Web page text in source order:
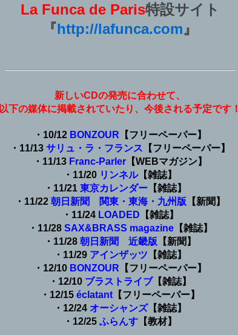
La Funca de Paris特設サイト
『http://lafunca.com』
新しいCDの発売に合わせて、
以下の媒体に掲載されていたり、今後される予定です！
・10/12 BONZOUR 【フリーペーパー】
・11/13 サリュ・ラ・フランス 【フリーペーパー】
・11/13 Franc-Parler 【WEBマガジン】
・11/20 リンネル【雑誌】
・11/21 東京カレンダー 【雑誌】
・11/22 朝日新聞 関東・東海・九州版 【新聞】
・11/24 LOADED 【雑誌】
・11/28 SAX&BRASS magazine【雑誌】
・11/28 朝日新聞 近畿版 【新聞】
・11/29 アインザッツ 【雑誌】
・12/10 BONZOUR 【フリーペーパー】
・12/10 ブラストライブ【雑誌】
・12/15 éclatant 【フリーペーパー】
・12/24 オーシャンズ【雑誌】
・12/25 ふらんす 【教材】